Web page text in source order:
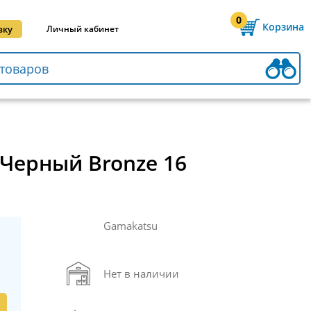
Личный кабинет
0
Корзина
Bronze 16
Gamakatsu
Нет в наличии